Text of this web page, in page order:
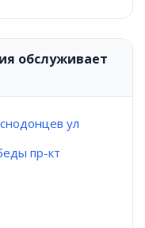
обслуживает
ул
пр-кт